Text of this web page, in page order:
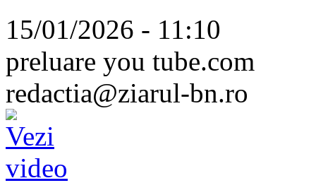
15/01/2026 - 11:10
preluare you tube.com
redactia@ziarul-bn.ro